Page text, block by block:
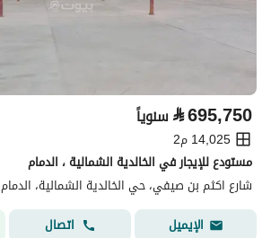
⃁695,750 سنوياً
14,025 م2
مستودع للإيجار في الخالدية الشمالية ، الدمام
شارع اكثم بن صيفي، حي الخالدية الشمالية، الدمام
الإيميل
اتصال